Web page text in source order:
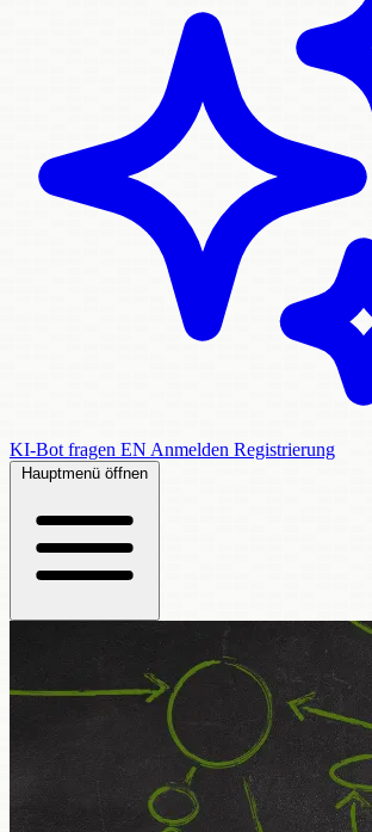
KI-Bot fragen EN Anmelden Registrierung
Hauptmenü öffnen